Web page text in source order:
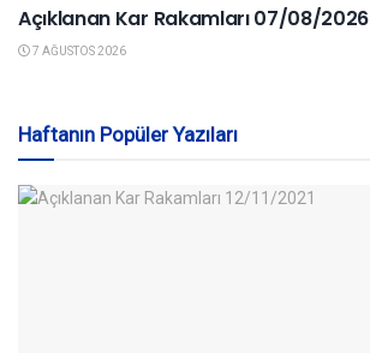
Açıklanan Kar Rakamları 07/08/2026
7 AĞUSTOS 2026
Haftanın Popüler Yazıları